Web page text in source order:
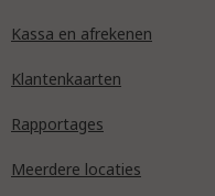
Kassa en afrekenen
Klantenkaarten
Rapportages
Meerdere locaties